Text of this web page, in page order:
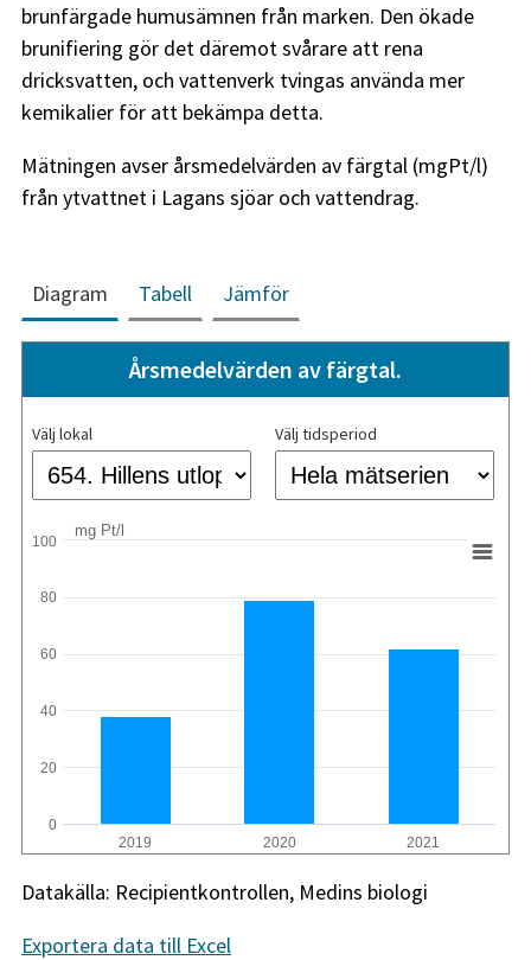
brunfärgade humusämnen från marken. Den ökade
brunifiering gör det däremot svårare att rena
dricksvatten, och vattenverk tvingas använda mer
kemikalier för att bekämpa detta.
Mätningen avser årsmedelvärden av färgtal (mgPt/l)
från ytvattnet i Lagans sjöar och vattendrag.
Diagram Tabell Jämför
Årsmedelvärden av färgtal.
Välj lokal Välj tidsperiod
mg Pt/l
2019 2020 2021
0
20
40
60
80
100
Datakälla: Recipientkontrollen, Medins biologi
Exportera data till Excel